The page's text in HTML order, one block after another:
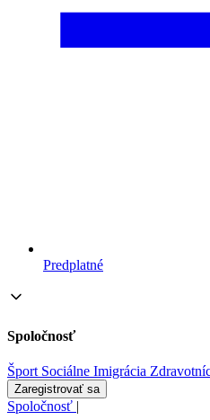
Predplatné
Spoločnosť
Šport Sociálne Imigrácia
Zaregistrovať sa
Spoločnosť |